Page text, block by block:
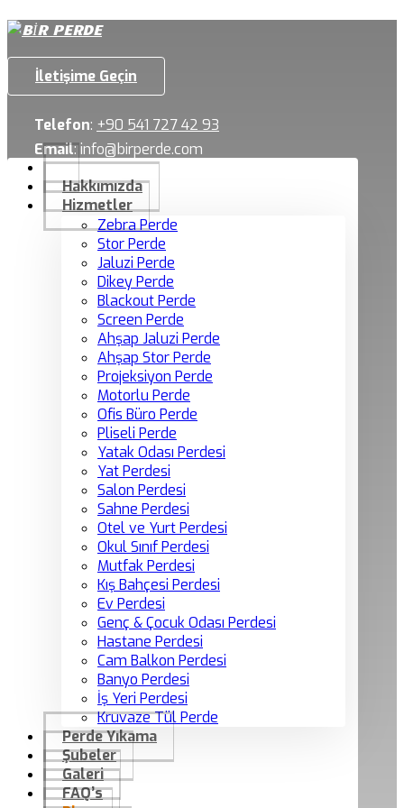
İletişime Geçin
Telefon: +90 541 727 42 93
Email:info@birperde.com
Hakkımızda
Hizmetler
Zebra Perde
Stor Perde
Jaluzi Perde
Dikey Perde
Blackout Perde
Screen Perde
Ahşap Jaluzi Perde
Ahşap Stor Perde
Projeksiyon Perde
Motorlu Perde
Ofis Büro Perde
Pliseli Perde
Yatak Odası Perdesi
Yat Perdesi
Salon Perdesi
Sahne Perdesi
Otel ve Yurt Perdesi
Okul Sınıf Perdesi
Mutfak Perdesi
Kış Bahçesi Perdesi
Ev Perdesi
Genç & Çocuk Odası Perdesi
Hastane Perdesi
Cam Balkon Perdesi
Banyo Perdesi
İş Yeri Perdesi
Kruvaze Tül Perde
Perde Yıkama
Şubeler
Galeri
FAQ’s